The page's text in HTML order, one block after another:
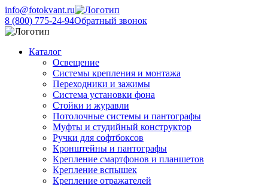
info@fotokvant.ru
8 (800) 775-24-94Обратный звонок
Каталог
Освещение
Системы крепления и монтажа
Переходники и зажимы
Система установки фона
Стойки и журавли
Потолочные системы и пантографы
Муфты и студийный конструктор
Ручки для софтбоксов
Кронштейны и пантографы
Крепление смартфонов и планшетов
Крепление вспышек
Крепление отражателей